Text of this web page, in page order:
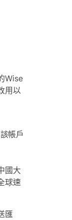
Wise
用以
帳戶
國大
球速
匯